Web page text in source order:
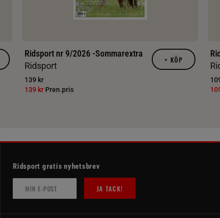
Ridsport nr 9/2026 -Sommarextra
Ridsport
139 kr
139 kr Pren.pris
+ KÖP
Ridsport gratis nyhetsbrev
JA TACK!